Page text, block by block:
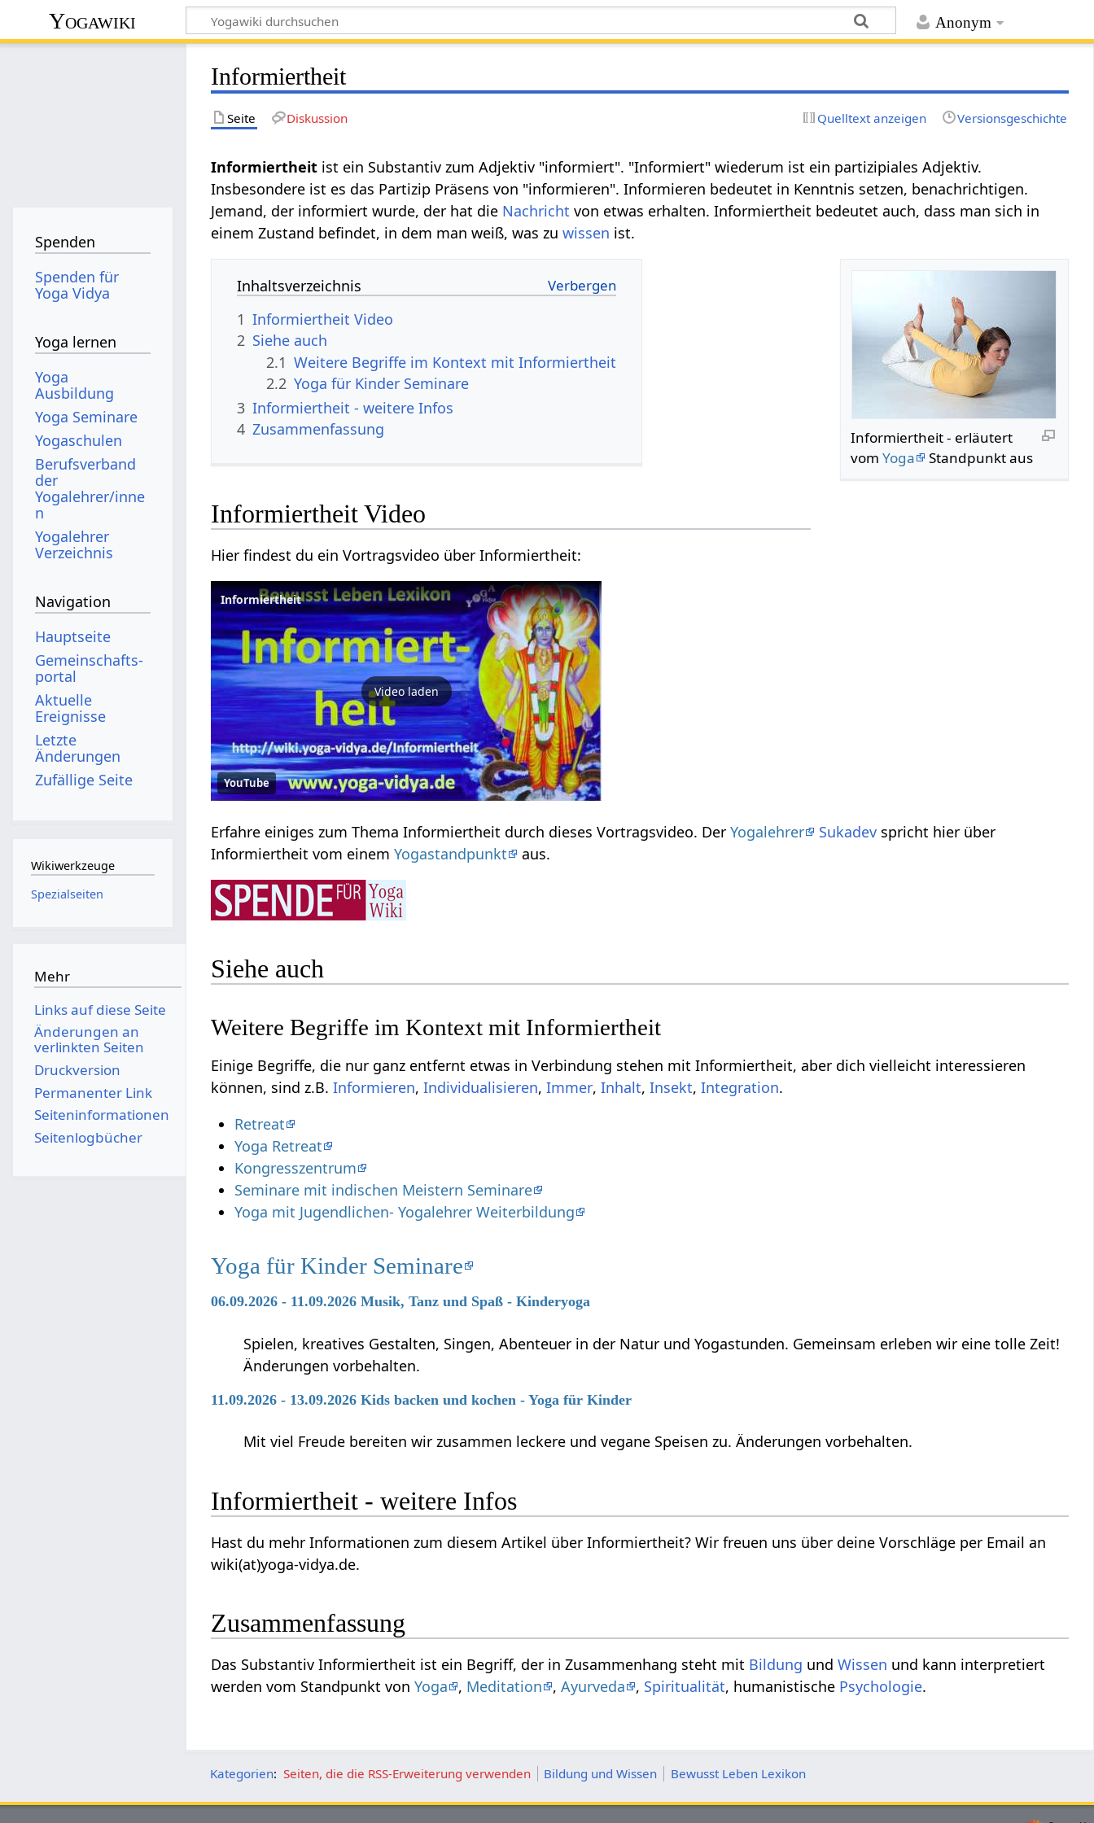
Anonym
Yogawiki
Informiertheit
Seite Diskussion Quelltext anzeigen Versionsgeschichte
ist ein Substantiv zum Adjektiv "informiert". "Informiert" wiederum ist ein partizipiales Adjektiv.
Insbesondere ist es das Partizip Präsens von "informieren". Informieren bedeutet in Kenntnis setzen, benachrichtigen.
Jemand, der informiert wurde, der hat die Nachricht von etwas erhalten. Informiertheit bedeutet auch, dass man sich in
einem Zustand befindet, in dem man weiß, was zuwissen ist.
Informiertheit‏‎ - erläutert
vomYoga Standpunkt aus
Inhaltsverzeichnis
1
Informiertheit‏‎ Video
2 Siehe auch
2.1
2.2 Yoga für Kinder Seminare
3
Informiertheit‏‎ - weitere Infos
4 Zusammenfassung
Informiertheit‏‎ Video
Hier findest du ein Vortragsvideo über Informiertheit‏‎:
Informiertheit
Video laden
YouTube
Erfahre einiges zum Thema Informiertheit‏‎ durch dieses Vortragsvideo. DerYogalehrer Sukadev spricht hier über
Informiertheit‏‎ vom einemYogastandpunkt aus.
Siehe auch
Einige Begriffe, die nur ganz entfernt etwas in Verbindung stehen mit Informiertheit‏‎, aber dich vielleicht interessieren
können, sind z.B.
, , , , ,
.
Retreat
Yoga Retreat
Kongresszentrum
Seminare mit indischen Meistern Seminare
Yoga mit Jugendlichen- Yogalehrer Weiterbildung
Yoga für Kinder Seminare
06.09.2026 - 11.09.2026 Musik, Tanz und Spaß - Kinderyoga
Spielen, kreatives Gestalten, Singen, Abenteuer in der Natur und Yogastunden. Gemeinsam erleben wir eine tolle Zeit!
Änderungen vorbehalten.
11.09.2026 - 13.09.2026 Kids backen und kochen - Yoga für Kinder
Mit viel Freude bereiten wir zusammen leckere und vegane Speisen zu. Änderungen vorbehalten.
Informiertheit‏‎ - weitere Infos
Hast du mehr Informationen zum diesem Artikel über Informiertheit‏‎? Wir freuen uns über deine Vorschläge per Email an
wiki(at)yoga-vidya.de.
Zusammenfassung
Das Substantiv Informiertheit‏‎ ist ein Begriff, der in Zusammenhang steht mit Bildung undWissen und kann interpretiert
werden vom Standpunkt vonYoga , Meditation ,Ayurveda , Spiritualität, humanistische Psychologie.
Kategorien: Seiten, die die RSS-Erweiterung verwenden Bildung und Wissen Bewusst Leben Lexikon
Spenden
Spenden für
Yoga Vidya
Yoga lernen
Yoga
Ausbildung
Yoga Seminare
Yogaschulen
Berufsverband
der
Yogalehrer/inne
n
Yogalehrer
Verzeichnis
Navigation
Hauptseite
Gemeinschafts­
portal
Aktuelle
Ereignisse
Letzte
Änderungen
Zufällige Seite
Wikiwerkzeuge
Spezialseiten
Mehr
Links auf diese Seite
Änderungen an
verlinkten Seiten
Druckversion
Permanenter Link
Seiten­­informationen
Seitenlogbücher